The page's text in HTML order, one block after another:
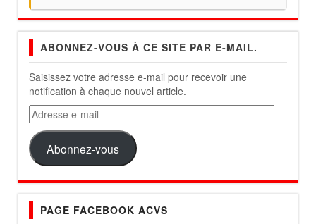
ABONNEZ-VOUS À CE SITE PAR E-MAIL.
Saisissez votre adresse e-mail pour recevoir une
notification à chaque nouvel article.
Adresse
e-
mail
Abonnez-vous
PAGE FACEBOOK ACVS